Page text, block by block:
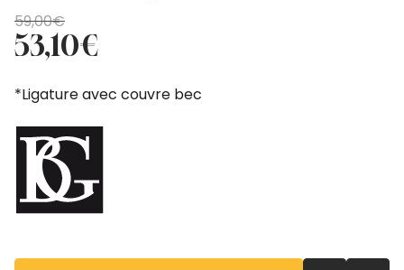
59,00€
Le
prix
initial
était :
59,00€.
53,10€
Le
prix
actuel
est :
53,10€.
*Ligature avec couvre bec